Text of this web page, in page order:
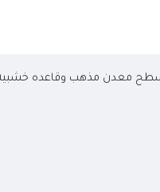
بسطح معدن مذهب وقاعده